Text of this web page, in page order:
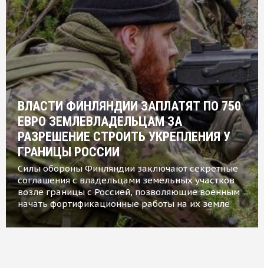
ВЛАСТИ ФИНЛЯНДИИ ЗАПЛАТЯТ ПО 750
ЕВРО ЗЕМЛЕВЛАДЕЛЬЦАМ ЗА
РАЗРЕШЕНИЕ СТРОИТЬ УКРЕПЛЕНИЯ У
ГРАНИЦЫ РОССИИ
Силы обороны Финляндии заключают секретные
соглашения с владельцами земельных участков
возле границы с Россией, позволяющие военным
начать фортификационные работы на их земле